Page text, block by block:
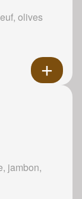
olives
jambon,